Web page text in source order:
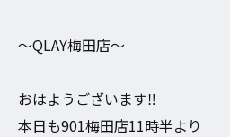
〜QLAY梅田店〜
おはようございます‼︎
本日も901梅田店11時半より